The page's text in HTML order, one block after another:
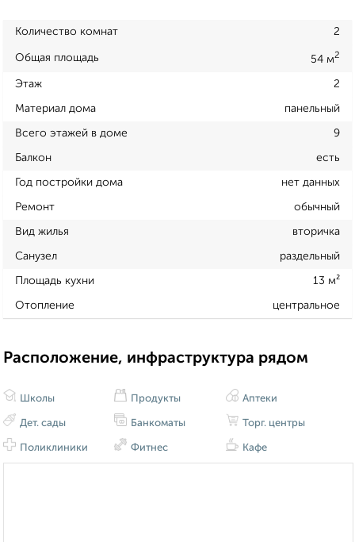
Количество комнат 2
Общая площадь 54 м2
Этаж 2
Материал дома панельный
Всего этажей в доме 9
Балкон есть
Год постройки дома нет данных
Ремонт обычный
Вид жилья вторичка
Санузел раздельный
Площадь кухни 13 м²
Отопление центральное
Расположение, инфраструктура рядом
Школы
Дет. сады
Поликлиники
Продукты
Банкоматы
Фитнес
Аптеки
Торг. центры
Кафе